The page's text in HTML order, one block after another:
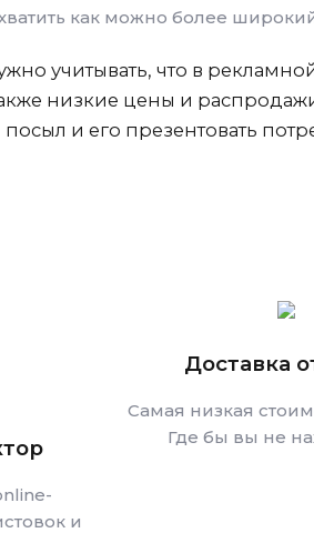
как можно более
учитывать, что в
низкие цены и
и его презентовать
и
Доставка
Самая низкая
Где бы вы не